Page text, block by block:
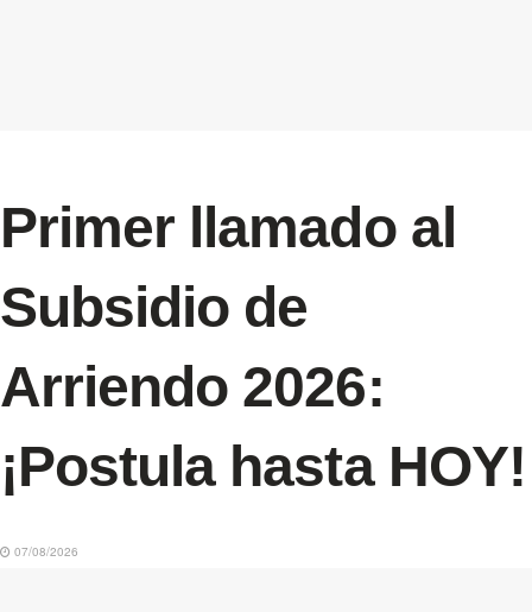
Primer llamado al
Subsidio de
Arriendo 2026:
¡Postula hasta HOY!
07/08/2026